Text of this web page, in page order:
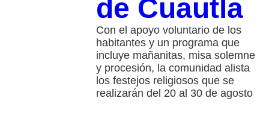
de Cuautla
Con el apoyo voluntario de los
habitantes y un programa que
incluye mañanitas, misa solemne
y procesión, la comunidad alista
los festejos religiosos que se
realizarán del 20 al 30 de agosto